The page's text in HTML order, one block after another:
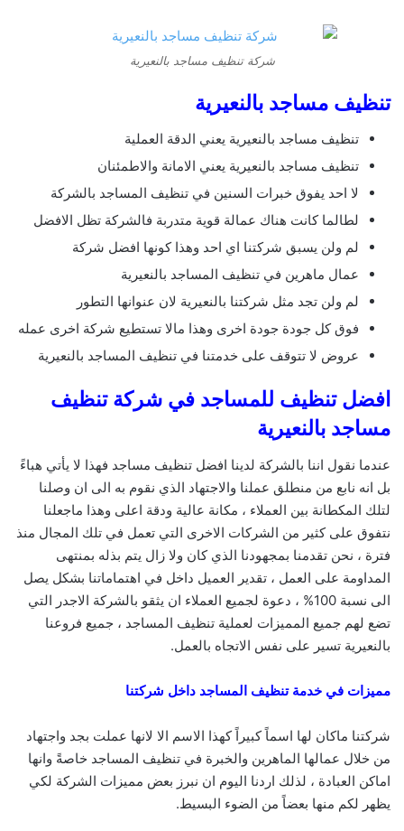
شركة تنظيف مساجد بالنعيرية
تنظيف مساجد بالنعيرية
تنظيف مساجد بالنعيرية يعني الدقة العملية
تنظيف مساجد بالنعيرية يعني الامانة والاطمئنان
لا احد يفوق خبرات السنين في تنظيف المساجد بالشركة
لطالما كانت هناك عمالة قوية متدربة فالشركة تظل الافضل
لم ولن يسبق شركتنا اي احد وهذا كونها افضل شركة
عمال ماهرين في تنظيف المساجد بالنعيرية
لم ولن تجد مثل شركتنا بالنعيرية لان عنوانها التطور
فوق كل جودة جودة اخرى وهذا مالا تستطيع شركة اخرى عمله
عروض لا تتوقف على خدمتنا في تنظيف المساجد بالنعيرية
افضل تنظيف للمساجد في شركة تنظيف
مساجد بالنعيرية
عندما نقول اننا بالشركة لدينا افضل تنظيف مساجد فهذا لا يأتي هباءً
بل انه نابع من منطلق عملنا والاجتهاد الذي نقوم به الى ان وصلنا
لتلك المكطانة بين العملاء ، مكانة عالية ودقة اعلى وهذا ماجعلنا
نتفوق على كثير من الشركات الاخرى التي تعمل في تلك المجال منذ
فترة ، نحن تقدمنا بمجهودنا الذي كان ولا زال يتم بذله بمنتهى
المداومة على العمل ، تقدير العميل داخل في اهتماماتنا بشكل يصل
الى نسبة 100% ، دعوة لجميع العملاء ان يثقو بالشركة الاجدر التي
تضع لهم جميع المميزات لعملية تنظيف المساجد ، جميع فروعنا
بالنعيرية تسير على نفس الاتجاه بالعمل.
مميزات في خدمة تنظيف المساجد داخل شركتنا
شركتنا ماكان لها اسماً كبيراً كهذا الاسم الا لانها عملت بجد واجتهاد
من خلال عمالها الماهرين والخبرة في تنظيف المساجد خاصةً وانها
اماكن العبادة ، لذلك اردنا اليوم ان نبرز بعض مميزات الشركة لكي
يظهر لكم منها بعضاً من الضوء البسيط.